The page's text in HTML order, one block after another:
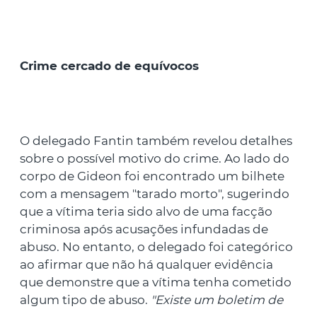
Crime cercado de equívocos
O delegado Fantin também revelou detalhes
sobre o possível motivo do crime. Ao lado do
corpo de Gideon foi encontrado um bilhete
com a mensagem "tarado morto", sugerindo
que a vítima teria sido alvo de uma facção
criminosa após acusações infundadas de
abuso. No entanto, o delegado foi categórico
ao afirmar que não há qualquer evidência
que demonstre que a vítima tenha cometido
algum tipo de abuso. "Existe um boletim de